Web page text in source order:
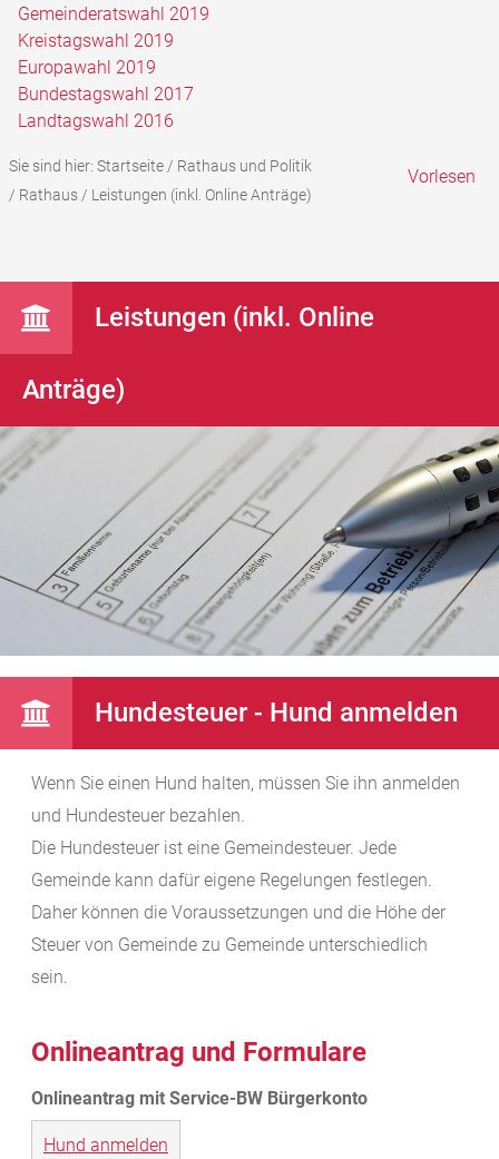
Gemeinderatswahl 2019
Kreistagswahl 2019
Europawahl 2019
Bundestagswahl 2017
Landtagswahl 2016
Sie sind hier: Startseite/ Rathaus und Politik
/ Rathaus/ Leistungen (inkl. Online Anträge)
Vorlesen
Leistungen (inkl. Online
Anträge)
Hundesteuer - Hund anmelden
Wenn Sie einen Hund halten, müssen Sie ihn anmelden
und Hundesteuer bezahlen.
Die Hundesteuer ist eine Gemeindesteuer. Jede
Gemeinde kann dafür eigene Regelungen festlegen.
Daher können die Voraussetzungen und die Höhe der
Steuer von Gemeinde zu Gemeinde unterschiedlich
sein.
Onlineantrag und Formulare
Hund anmelden